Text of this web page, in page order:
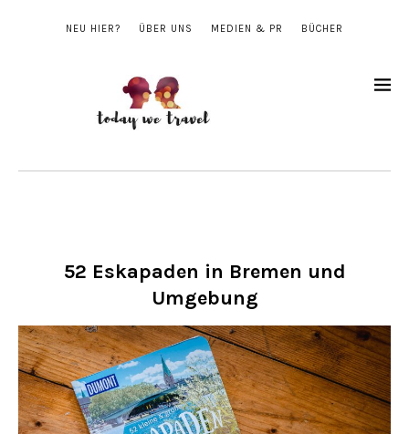
NEU HIER? ÜBER UNS MEDIEN & PR BÜCHER
52 Eskapaden in Bremen und
Umgebung